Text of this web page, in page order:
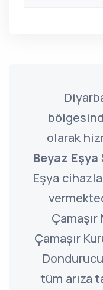
olarak
Beyaz
Eşya
Çamaşır
tüm arıza